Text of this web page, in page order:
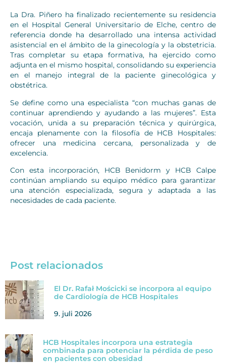
La Dra. Piñero ha finalizado recientemente su residencia
en el Hospital General Universitario de Elche, centro de
referencia donde ha desarrollado una intensa actividad
asistencial en el ámbito de la ginecología y la obstetricia.
Tras completar su etapa formativa, ha ejercido como
adjunta en el mismo hospital, consolidando su experiencia
en el manejo integral de la paciente ginecológica y
obstétrica.
Se define como una especialista “con muchas ganas de
continuar aprendiendo y ayudando a las mujeres”. Esta
vocación, unida a su preparación técnica y quirúrgica,
encaja plenamente con la filosofía de HCB Hospitales:
ofrecer una medicina cercana, personalizada y de
excelencia.
Con esta incorporación, HCB Benidorm y HCB Calpe
continúan ampliando su equipo médico para garantizar
una atención especializada, segura y adaptada a las
necesidades de cada paciente.
Post relacionados
El Dr. Rafał Mościcki se incorpora al equipo
de Cardiología de HCB Hospitales
9. juli 2026
HCB Hospitales incorpora una estrategia
combinada para potenciar la pérdida de peso
en pacientes con obesidad